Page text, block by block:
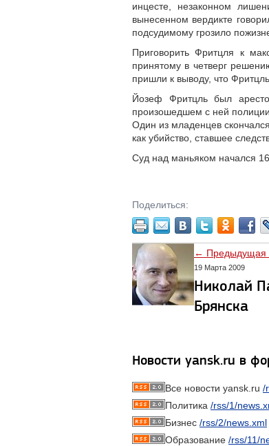
инцесте, незаконном
вынесенном вердикте
подсудимому грозило
Приговорить Фритцля к
принятому в четверг
пришли к выводу, что
Йозеф Фритцль был
произошедшем с ней
Один из младенцев
как убийство, ставшее
Суд над маньяком начался
Поделиться:
← Предыдущая
19 Марта 2009
Николай
Брянска
Новости yansk.ru в
Все новости yansk.ru /
Политика /rss/1/
Бизнес /rss/2/news.xml
Образование /rss/11/